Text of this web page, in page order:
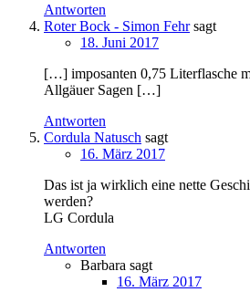
Antworten
Roter Bock - Simon Fehr sagt
18. Juni 2017
[…] imposanten 0,75 Literflasche
Allgäuer Sagen […]
Antworten
Cordula Natusch sagt
16. März 2017
Das ist ja wirklich eine nette
werden?
LG Cordula
Antworten
Barbara sagt
16. März 2017